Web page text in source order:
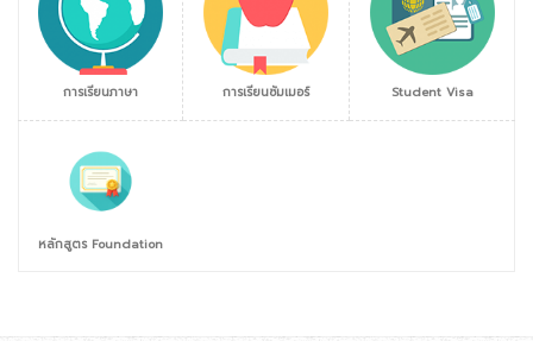
การเรียนภาษา การเรียนซัมเมอร์ Student Visa
หลักสูตร Foundation